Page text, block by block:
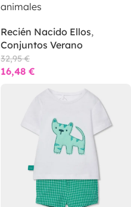
animales
Recién Nacido Ellos,
Conjuntos Verano
32,95€
16,48 €